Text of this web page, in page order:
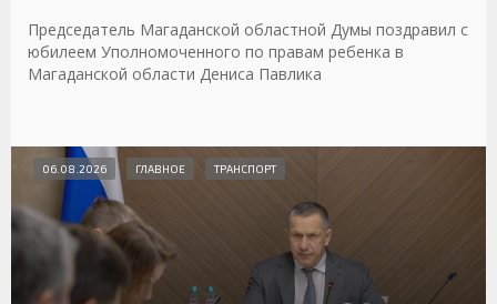
Председатель Магаданской областной Думы поздравил с
юбилеем Уполномоченного по правам ребенка в
Магаданской области Дениса Павлика
06.08.2026 ГЛАВНОЕ ТРАНСПОРТ